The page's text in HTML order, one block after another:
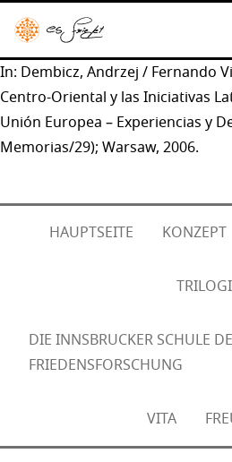
In: Dembicz, Andrzej / Fernando
Centro-Oriental y las Iniciativas
Unión Europea – Experiencias y
Memorias/29); Warsaw, 2006.
HAUPTSEITE KONZEPT
DIE INNSBRUCKER SCHULE
FRIEDENSFORSCHUNG
VITA